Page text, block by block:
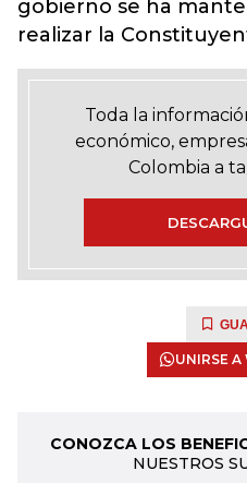
gobierno se ha
realizar la
Toda la
económico,
Colombia a
UNIRSE
CONOZCA LOS
NUESTROS